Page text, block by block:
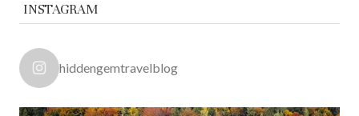
INSTAGRAM
hiddengemtravelblog